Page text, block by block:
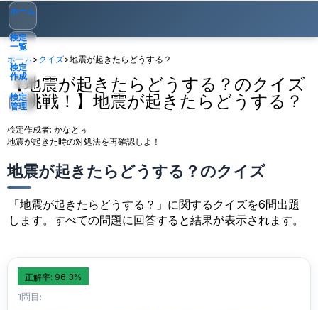
ホーム
検定
一覧
検定
作成
検定
管理
ゲスト▾
ホーム>クイズ>地震が起きたらどうする？
【地震が起きたらどうする？のクイズ
に挑戦！】地震が起きたらどうする？
検定作成者: かなとぅ
地震が起きた時の対処法を再確認しよ！
地震が起きたらどうする？のクイズ
「地震が起きたらどうする？」に関するクイズを6問出題
します。すべての問題に回答すると結果が表示されます。
正解率: 96.3%
1問目: